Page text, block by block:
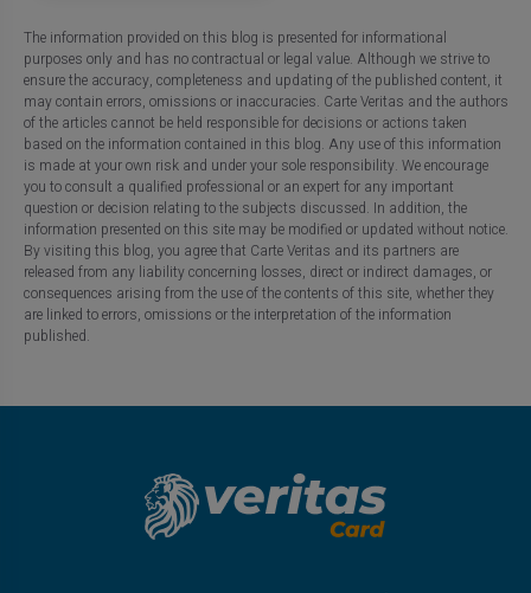
The information provided on this blog is presented for informational
purposes only and has no contractual or legal value. Although we strive to
ensure the accuracy, completeness and updating of the published content, it
may contain errors, omissions or inaccuracies. Carte Veritas and the authors
of the articles cannot be held responsible for decisions or actions taken
based on the information contained in this blog. Any use of this information
is made at your own risk and under your sole responsibility. We encourage
you to consult a qualified professional or an expert for any important
question or decision relating to the subjects discussed. In addition, the
information presented on this site may be modified or updated without notice.
By visiting this blog, you agree that Carte Veritas and its partners are
released from any liability concerning losses, direct or indirect damages, or
consequences arising from the use of the contents of this site, whether they
are linked to errors, omissions or the interpretation of the information
published.